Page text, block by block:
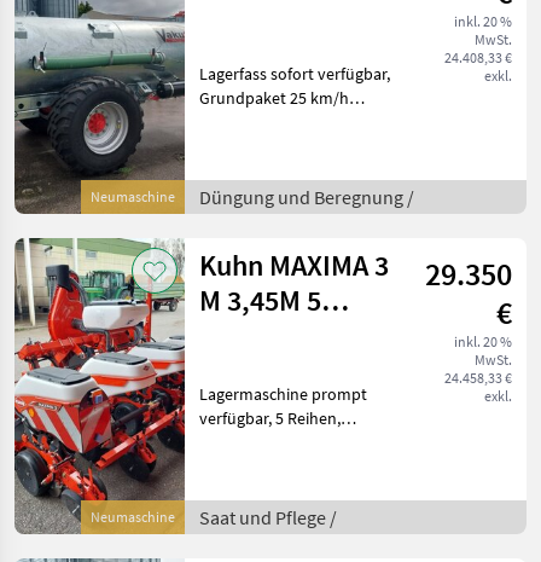
Neumaschine
inkl. 20 %
MwSt.
24.408,33 €
exkl.
Lagerfass sofort verfügbar,
Grundpaket 25 km/h
Bereifung BKT FL 630, Achse
120 Typ B2, Schalldämpfer
Düngung und Beregnung /
Neumaschine
Kuhn MAXIMA 3
M 3,45M 5
29.350
€
inkl. 20 %
MwSt.
24.458,33 €
exkl.
Lagermaschine prompt
verfügbar, 5 Reihen,
Spuranzeiger Traktormitte,
Beleuchtung, K
Saat und Pflege /